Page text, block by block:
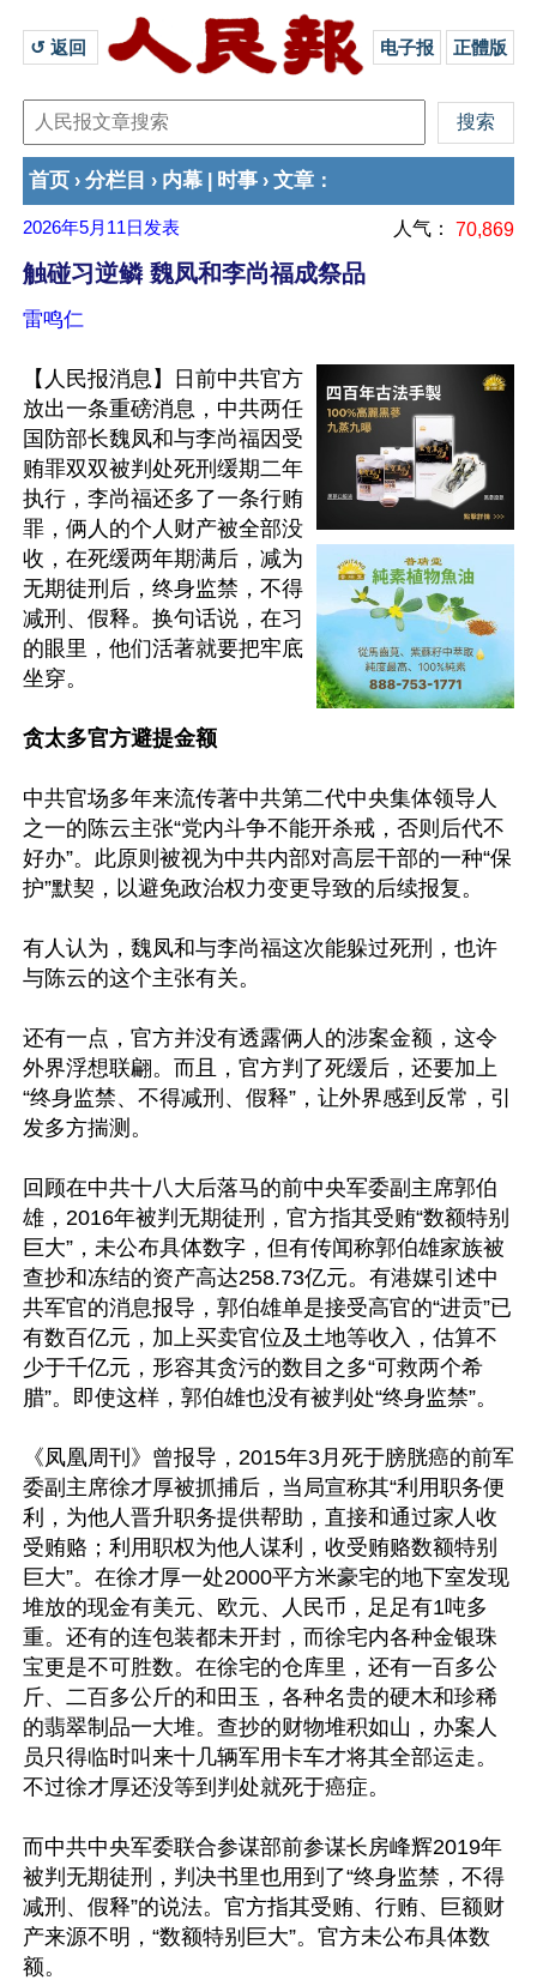
↺ 返回 电子报 正體版
首页 › 分栏目 › 内幕 时事 › 文章 ：
2026年5月11日 发表 人气： 70,869
触碰习逆鳞 魏凤和李尚福成祭品
雷鸣仁
【人民报消息】日前中共官方
放出一条重磅消息，中共两任
国防部长魏凤和与李尚福因受
贿罪双双被判处死刑缓期二年
执行，李尚福还多了一条行贿
罪，俩人的个人财产被全部没
收，在死缓两年期满后，减为
无期徒刑后，终身监禁，不得
减刑、假释。换句话说，在习
的眼里，他们活著就要把牢底
坐穿。
贪太多官方避提金额
中共官场多年来流传著中共第二代中央集体领导人
之一的陈云主张“党内斗争不能开杀戒，否则后代不
好办”。此原则被视为中共内部对高层干部的一种“保
护”默契，以避免政治权力变更导致的后续报复。
有人认为，魏凤和与李尚福这次能躲过死刑，也许
与陈云的这个主张有关。
还有一点，官方并没有透露俩人的涉案金额，这令
外界浮想联翩。而且，官方判了死缓后，还要加上
“终身监禁、不得减刑、假释”，让外界感到反常，引
发多方揣测。
回顾在中共十八大后落马的前中央军委副主席郭伯
雄，2016年被判无期徒刑，官方指其受贿“数额特别
巨大”，未公布具体数字，但有传闻称郭伯雄家族被
查抄和冻结的资产高达258.73亿元。有港媒引述中
共军官的消息报导，郭伯雄单是接受高官的“进贡”已
有数百亿元，加上买卖官位及土地等收入，估算不
少于千亿元，形容其贪污的数目之多“可救两个希
腊”。即使这样，郭伯雄也没有被判处“终身监禁”。
《凤凰周刊》曾报导，2015年3月死于膀胱癌的前军
委副主席徐才厚被抓捕后，当局宣称其“利用职务便
利，为他人晋升职务提供帮助，直接和通过家人收
受贿赂；利用职权为他人谋利，收受贿赂数额特别
巨大”。在徐才厚一处2000平方米豪宅的地下室发现
堆放的现金有美元、欧元、人民币，足足有1吨多
重。还有的连包装都未开封，而徐宅内各种金银珠
宝更是不可胜数。在徐宅的仓库里，还有一百多公
斤、二百多公斤的和田玉，各种名贵的硬木和珍稀
的翡翠制品一大堆。查抄的财物堆积如山，办案人
员只得临时叫来十几辆军用卡车才将其全部运走。
不过徐才厚还没等到判处就死于癌症。
而中共中央军委联合参谋部前参谋长房峰辉2019年
被判无期徒刑，判决书里也用到了“终身监禁，不得
减刑、假释”的说法。官方指其受贿、行贿、巨额财
产来源不明，“数额特别巨大”。官方未公布具体数
额。